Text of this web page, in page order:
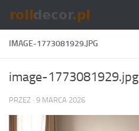
Skip to content
IMAGE-1773081929.JPG
image-1773081929.jpg
PRZEZ · 9 MARCA 2026